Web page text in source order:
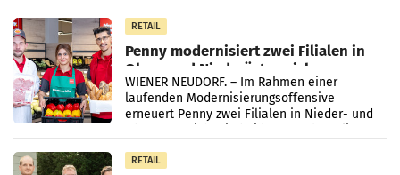
Müller-Filialen
RETAIL
Penny modernisiert zwei Filialen in
Ober- und Niederösterreich
WIENER NEUDORF. – Im Rahmen einer
laufenden Modernisierungsoffensive
erneuert Penny zwei Filialen in Nieder- und
RETAIL